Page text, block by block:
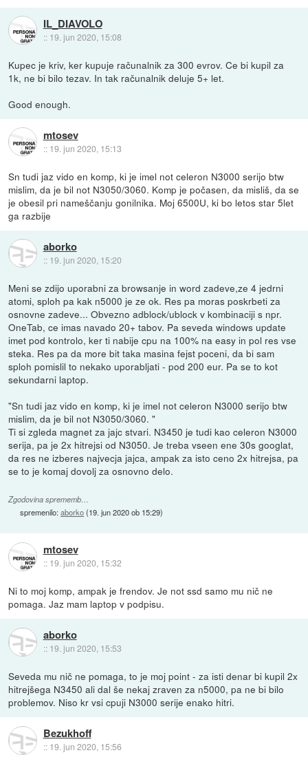
IL_DIAVOLO
:: 19. jun 2020, 15:08
Kupec je kriv, ker kupuje računalnik za 300 evrov. Ce bi kupil za
1k, ne bi bilo tezav. In tak računalnik deluje 5+ let.
Good enough.
mtosev
:: 19. jun 2020, 15:13
Sn tudi jaz vido en komp, ki je imel not celeron N3000 serijo btw
mislim, da je bil not N3050/3060. Komp je počasen, da misliš, da se
je obesil pri nameščanju gonilnika. Moj 6500U, ki bo letos star 5let
ga razbije
aborko
:: 19. jun 2020, 15:20
Meni se zdijo uporabni za browsanje in word zadeve,ze 4 jedrni
atomi, sploh pa kak n5000 je ze ok. Res pa moras poskrbeti za
osnovne zadeve... Obvezno adblock/ublock v kombinaciji s npr.
OneTab, ce imas navado 20+ tabov. Pa seveda windows update
imet pod kontrolo, ker ti nabije cpu na 100% na easy in pol res vse
steka. Res pa da more bit taka masina fejst poceni, da bi sam
sploh pomislil to nekako uporabljati - pod 200 eur. Pa se to kot
sekundarni laptop.
"Sn tudi jaz vido en komp, ki je imel not celeron N3000 serijo btw
mislim, da je bil not N3050/3060. "
Ti si zgleda magnet za jajc stvari. N3450 je tudi kao celeron N3000
serija, pa je 2x hitrejsi od N3050. Je treba vseen ene 30s googlat,
da res ne izberes najvecja jajca, ampak za isto ceno 2x hitrejsa, pa
se to je komaj dovolj za osnovno delo.
Zgodovina sprememb…
spremenilo:aborko(19. jun 2020 ob 15:29)
mtosev
:: 19. jun 2020, 15:32
Ni to moj komp, ampak je frendov. Je not ssd samo mu nič ne
pomaga. Jaz mam laptop v podpisu.
aborko
:: 19. jun 2020, 15:53
Seveda mu nič ne pomaga, to je moj point - za isti denar bi kupil 2x
hitrejšega N3450 ali dal še nekaj zraven za n5000, pa ne bi bilo
problemov. Niso kr vsi cpuji N3000 serije enako hitri.
Bezukhoff
:: 19. jun 2020, 15:56